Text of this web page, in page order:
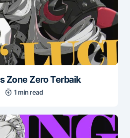
Zone Zero Terbaik
1 min read